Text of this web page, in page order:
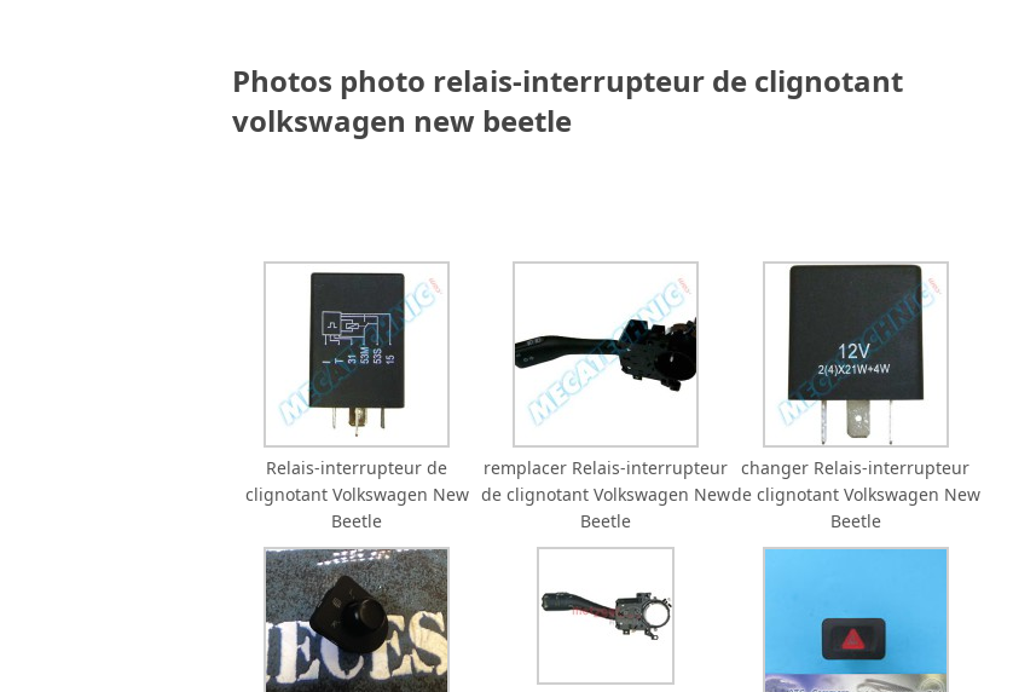
Photos photo relais-interrupteur de clignotant
volkswagen new beetle
Relais-interrupteur de
clignotant Volkswagen New
Beetle
remplacer Relais-interrupteur
de clignotant Volkswagen New
Beetle
changer Relais-interrupteur
de clignotant Volkswagen New
Beetle